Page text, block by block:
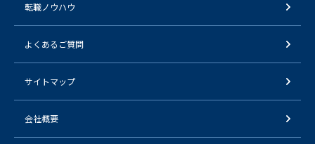
転職ノウハウ
よくあるご質問
サイトマップ
会社概要